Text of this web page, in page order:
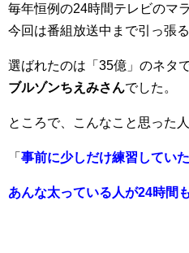
毎年恒例の24時間テレビのマラ
今回は番組放送中まで引っ張
選ばれたのは「35億」のネタ
ブルゾンちえみさんでした。
ところで、こんなこと思った
「 事前に少しだけ練習していた
あんな太っている人が24時間